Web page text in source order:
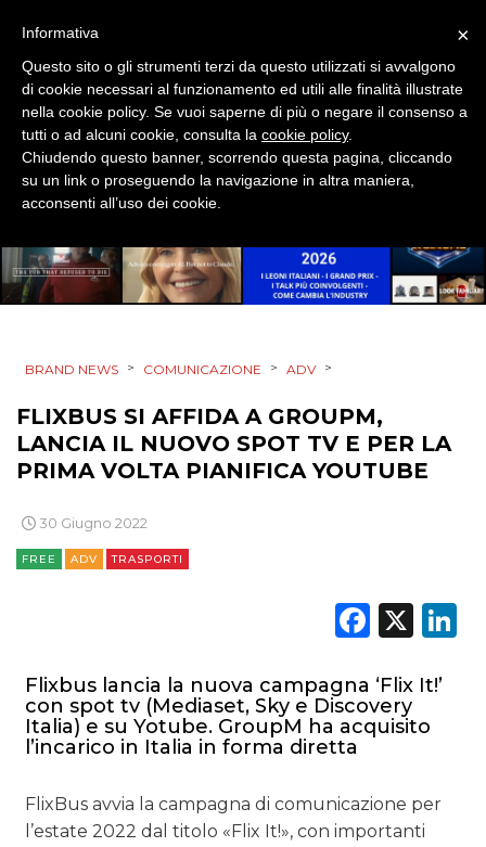
RADIO / AUDIO
TV
DATI
RICERCHE
NORMATIVE
TREND
OPINIONI
BRAND NEWS > COMUNICAZIONE > ADV >
FLIXBUS SI AFFIDA A GROUPM,
LANCIA IL NUOVO SPOT TV E PER LA
PRIMA VOLTA PIANIFICA YOUTUBE
30 Giugno 2022
FREE ADV TRASPORTI
X
Flixbus lancia la nuova campagna ‘Flix It!’
con spot tv (Mediaset, Sky e Discovery
Italia) e su Yotube. GroupM ha acquisito
l’incarico in Italia in forma diretta
FlixBus avvia la campagna di comunicazione per
l’estate 2022 dal titolo «Flix It!», con importanti
×
Informativa
Questo sito o gli strumenti terzi da questo utilizzati si avvalgono
di cookie necessari al funzionamento ed utili alle finalità illustrate
nella cookie policy. Se vuoi saperne di più o negare il consenso a
tutti o ad alcuni cookie, consulta la cookie policy.
Chiudendo questo banner, scorrendo questa pagina, cliccando
su un link o proseguendo la navigazione in altra maniera,
acconsenti all’uso dei cookie.